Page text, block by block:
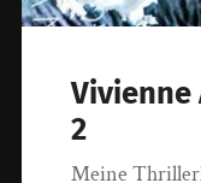
Vivienne
2
Meine